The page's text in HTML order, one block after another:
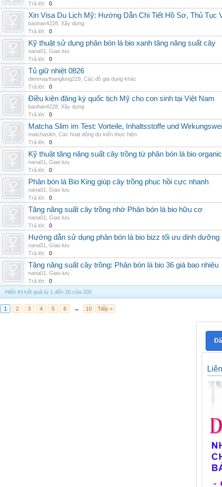
Trả lời:
0
Xin Visa Du Lịch Mỹ: Hướng Dẫn Chi Tiết Hồ Sơ, Thủ Tục
baohan4228 Xây dựng
Trả lời:
0
Kỹ thuật sử dụng phân bón lá bio xanh tăng năng suất cây
nana01
Giao lưu
Trả lời:
0
Tủ giữ nhiệt 0826
dienmaythanglong229 Các đồ gia dụng khác
Trả lời:
0
Điều kiện đăng ký quốc tịch Mỹ cho con sinh tại Việt Nam
baohan4228 Xây dựng
Trả lời:
0
Matcha Slim im Test: Vorteile, Inhaltsstoffe und
matchaslim Các hoạt động dự kiến thực hiện
Trả lời:
0
Kỹ thuật tăng năng suất cây trồng từ phân bón lá bio organic
nana01
Giao lưu
Trả lời:
0
Phân bón lá Bio King giúp cây trồng phục hồi cực nhanh
nana01
Giao lưu
Trả lời:
0
Tăng năng suất cây trồng nhờ Phân bón lá bio hữu cơ
nana01
Giao lưu
Trả lời:
0
Hướng dẫn sử dụng phân bón lá bio bizz tối ưu dinh dưỡng
nana01
Giao lưu
Trả lời:
0
Tăng năng suất cây trồng: Phân bón lá bio 36 giá bao nhiêu
nana01
Giao lưu
Trả lời:
0
Hiển thị kết quả từ 1 đến 20 của 200
1 2 3 4 5 6 → 10 Tiếp >